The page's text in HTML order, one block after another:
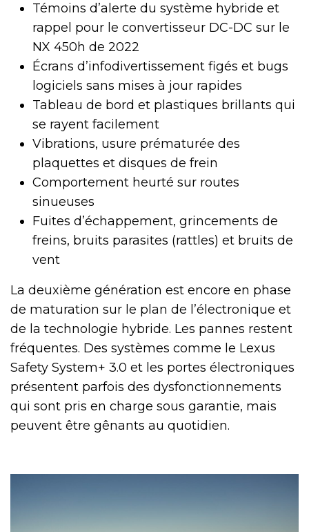
Témoins d’alerte du système hybride et
rappel pour le convertisseur DC-DC sur le
NX 450h de 2022
Écrans d’infodivertissement figés et bugs
logiciels sans mises à jour rapides
Tableau de bord et plastiques brillants qui
se rayent facilement
Vibrations, usure prématurée des
plaquettes et disques de frein
Comportement heurté sur routes
sinueuses
Fuites d’échappement, grincements de
freins, bruits parasites (rattles) et bruits de
vent
La deuxième génération est encore en phase
de maturation sur le plan de l’électronique et
de la technologie hybride. Les pannes restent
fréquentes. Des systèmes comme le Lexus
Safety System+ 3.0 et les portes électroniques
présentent parfois des dysfonctionnements
qui sont pris en charge sous garantie, mais
peuvent être gênants au quotidien.